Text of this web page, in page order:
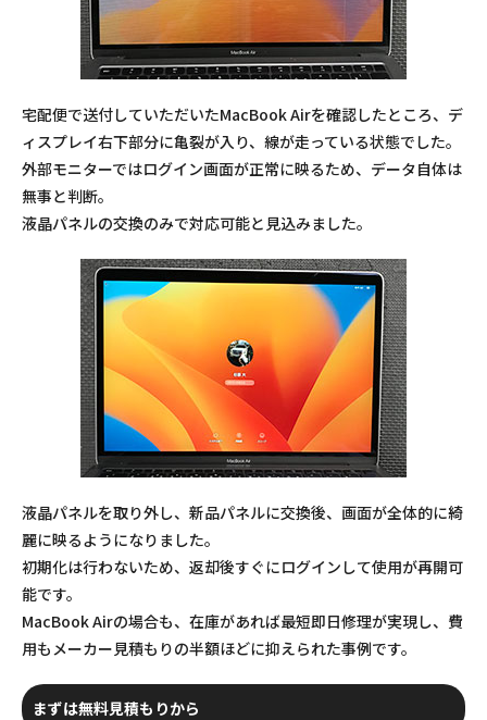
宅配便で送付していただいたMacBook Airを確認したところ、デ
ィスプレイ右下部分に亀裂が入り、線が走っている状態でした。
外部モニターではログイン画面が正常に映るため、データ自体は
無事と判断。
液晶パネルの交換のみで対応可能と見込みました。
液晶パネルを取り外し、新品パネルに交換後、画面が全体的に綺
麗に映るようになりました。
初期化は行わないため、返却後すぐにログインして使用が再開可
能です。
MacBook Airの場合も、在庫があれば最短即日修理が実現し、費
用もメーカー見積もりの半額ほどに抑えられた事例です。
まずは無料見積もりから